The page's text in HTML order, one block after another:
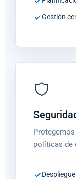
Gestión
políticas de